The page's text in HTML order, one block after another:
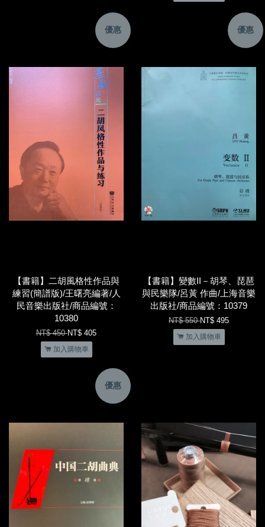
優惠
【書籍】二胡風格性作品與
練習(簡譜版)/王曙亮編著/人
民音樂出版社/商品編號：
10380
NT$ 450NT$ 405
加入購物車
優惠
【書籍】變數II－胡琴、琵琶
與民樂隊/呂黃 作曲/上海音樂
出版社/商品編號：10379
NT$ 550NT$ 495
加入購物車
優惠